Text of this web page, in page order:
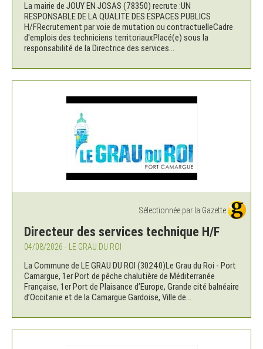
La mairie de JOUY EN JOSAS (78350) recrute :UN
RESPONSABLE DE LA QUALITE DES ESPACES PUBLICS
H/FRecrutement par voie de mutation ou contractuelleCadre
d'emplois des techniciens territoriauxPlacé(e) sous la
responsabilité de la Directrice des services...
Sélectionnée par la Gazette
Directeur des services technique H/F
04/08/2026 - LE GRAU DU ROI
La Commune de LE GRAU DU ROI (30240)Le Grau du Roi - Port
Camargue, 1er Port de pêche chalutière de Méditerranée
Française, 1er Port de Plaisance d’Europe, Grande cité balnéaire
d’Occitanie et de la Camargue Gardoise, Ville de...